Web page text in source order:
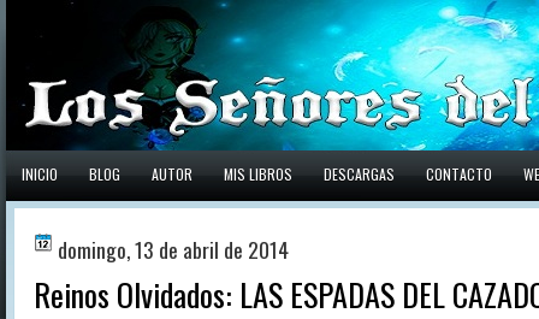
INICIO BLOG AUTOR MIS LIBROS DESCARGAS CONTACTO
domingo, 13 de abril de 2014
Reinos Olvidados: LAS ESPADAS DEL